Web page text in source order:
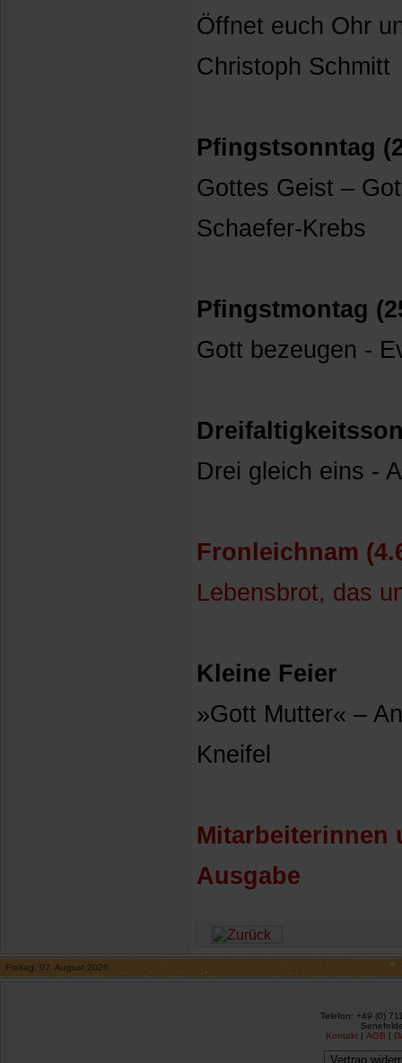
Öffnet euch Ohr
Christoph Schmitt
Pfingstsonntag
Gottes Geist –
Schaefer-Krebs
Pfingstmontag
Gott bezeugen -
Drei gleich eins -
Fronleichnam
Lebensbrot, das
Kleine Feier
»Gott Mutter« –
Kneifel
Mitarbeiterinnen
Ausgabe
Freitag, 07. August 2026
Telefon: +49 (0)
Kontakt | AGB |
Vertrag